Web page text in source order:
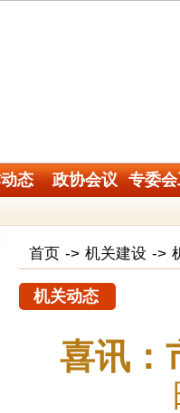
态 政协会议 专委
首页 -> 机关建设 ->
机关动态
喜讯：